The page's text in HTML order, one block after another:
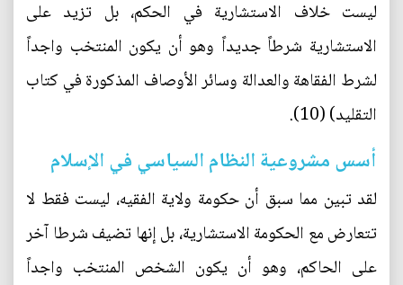
ليست خلاف الاستشارية في الحكم، بل تزيد على
الاستشارية شرطاً جديداً وهو أن يكون المنتخب واجداً
لشرط الفقاهة والعدالة وسائر الأوصاف المذكورة في كتاب
التقليد) (10).
أسس مشروعية النظام السياسي في الإسلام
لقد تبين مما سبق أن حكومة ولاية الفقيه، ليست فقط لا
تتعارض مع الحكومة الاستشارية، بل إنها تضيف شرطا آخر
على الحاكم، وهو أن يكون الشخص المنتخب واجداً